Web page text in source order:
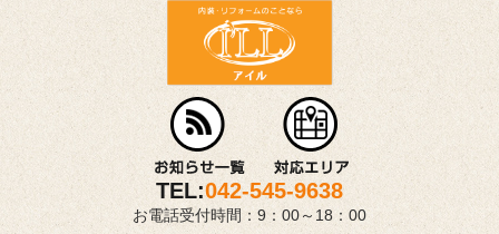
TEL:042-545-9638
お電話受付時間：9：00～18：00